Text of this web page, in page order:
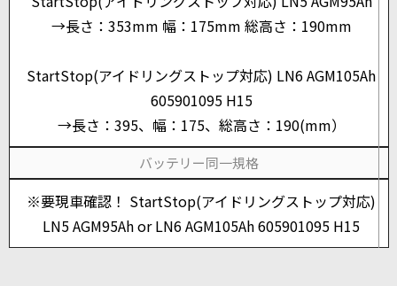
→長さ：353mm 幅：175mm 総高さ：190mm
StartStop(アイドリングストップ対応) LN6 AGM105Ah
605901095 H15
→長さ：395、幅：175、総高さ：190(mm）
バッテリー同一規格
※要現車確認！ StartStop(アイドリングストップ対応)
LN5 AGM95Ah or LN6 AGM105Ah 605901095 H15